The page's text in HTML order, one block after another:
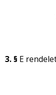
3. § E